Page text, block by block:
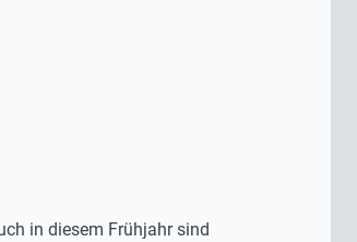
in diesem Frühjahr sind